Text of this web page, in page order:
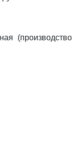
(производство